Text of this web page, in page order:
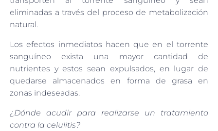
eliminadas a través del proceso de metabolización
natural.
Los efectos inmediatos hacen que en el torrente
sanguíneo exista una mayor cantidad de
nutrientes y estos sean expulsados, en lugar de
quedarse almacenados en forma de grasa en
zonas indeseadas.
¿Dónde acudir para realizarse un tratamiento
contra la celulitis?